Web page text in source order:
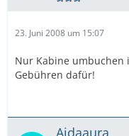
23. Juni 2008 um 15:07
Nur Kabine umbuchen
Gebühren dafür!